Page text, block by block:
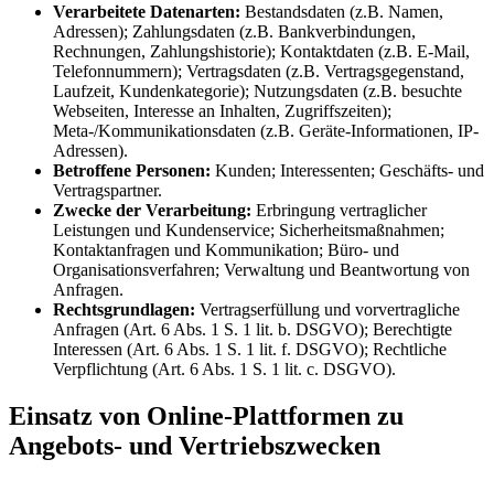
Verarbeitete Datenarten: Bestandsdaten (z.B. Namen,
Adressen); Zahlungsdaten (z.B. Bankverbindungen,
Rechnungen, Zahlungshistorie); Kontaktdaten (z.B. E-Mail,
Telefonnummern); Vertragsdaten (z.B. Vertragsgegenstand,
Laufzeit, Kundenkategorie); Nutzungsdaten (z.B. besuchte
Webseiten, Interesse an Inhalten, Zugriffszeiten);
Meta-/Kommunikationsdaten (z.B. Geräte-Informationen, IP-
Adressen).
Betroffene Personen: Kunden; Interessenten; Geschäfts- und
Vertragspartner.
Zwecke der Verarbeitung: Erbringung vertraglicher
Leistungen und Kundenservice; Sicherheitsmaßnahmen;
Kontaktanfragen und Kommunikation; Büro- und
Organisationsverfahren; Verwaltung und Beantwortung von
Anfragen.
Rechtsgrundlagen: Vertragserfüllung und vorvertragliche
Anfragen (Art. 6 Abs. 1 S. 1 lit. b. DSGVO); Berechtigte
Interessen (Art. 6 Abs. 1 S. 1 lit. f. DSGVO); Rechtliche
Verpflichtung (Art. 6 Abs. 1 S. 1 lit. c. DSGVO).
Einsatz von Online-Plattformen zu
Angebots- und Vertriebszwecken